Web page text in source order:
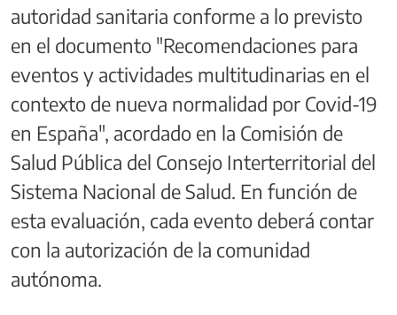
autoridad sanitaria conforme a lo previsto
en el documento "Recomendaciones para
eventos y actividades multitudinarias en el
contexto de nueva normalidad por Covid-19
en España", acordado en la Comisión de
Salud Pública del Consejo Interterritorial del
Sistema Nacional de Salud. En función de
esta evaluación, cada evento deberá contar
con la autorización de la comunidad
autónoma.